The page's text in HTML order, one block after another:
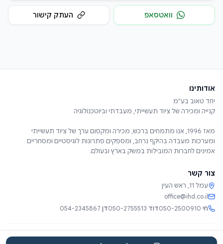
וואטסאפ העתק קישור
אודותינו
מאז 1996, אנו מתמחים ברכש, מכירה ומקסום ערך של ציוד תעשייתי
ומערכות מעבדה בהיקף נרחב, ומספקים פתרונות לוגיסטיים ומסחריים
אמינים לחברות המובילות במשק בארץ ובעולם.
צור קשר
עמל 11, ראש העין
office@ihd.co.il
חי 050-2500910דוד 050-2755513דן 054-2345867